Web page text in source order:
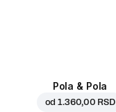
Pola & Pola
od1.360,00 RSD